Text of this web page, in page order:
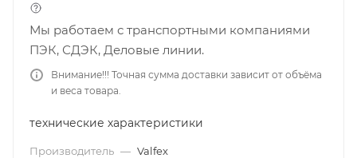
Мы работаем с транспортными компаниями
ПЭК, СДЭК, Деловые линии.
Внимание!!! Точная сумма доставки зависит от объёма
и веса товара.
технические характеристики
Производитель — Valfex